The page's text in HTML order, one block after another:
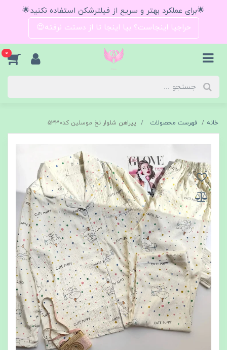
🌟برای عملکرد بهتر و سریع از فیلترشکن استفاده نکنید🌟
حراجیا اینجاست؟ بیا اینجا تا از دستت نرفته😍
0
خانه فهرست محصولات پیراهن شلوار نخ موسلین کد۵۳۳۰